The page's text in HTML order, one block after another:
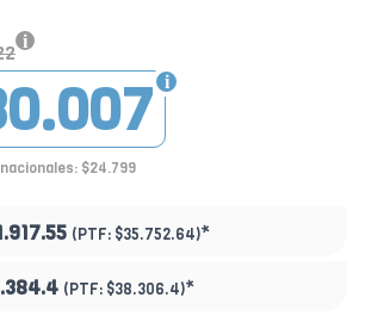
$24.799
(PTF: $35.752.64)*
(PTF: $38.306.4)*